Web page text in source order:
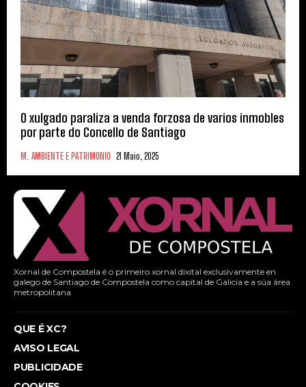
O xulgado paraliza a venda forzosa de varios inmobles
por parte do Concello de Santiago
M. AMBIENTE E PATRIMONIO 21 Maio, 2025
Xornal de Compostela é o primeiro xornal dixital exclusivamente en
galego de Santiago de Compostela como capital de Galicia e a súa área
metropolitana
QUE É XC?
AVISO LEGAL
PUBLICIDADE